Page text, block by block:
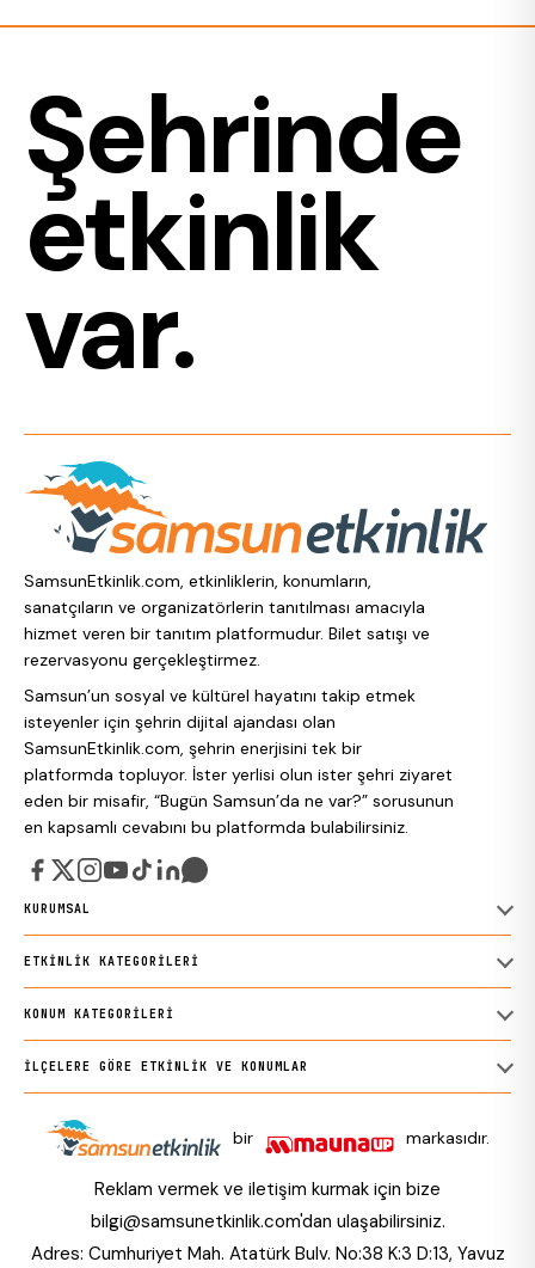
Şehrinde
etkinlik
var.
SamsunEtkinlik.com, etkinliklerin, konumların,
sanatçıların ve organizatörlerin tanıtılması amacıyla
hizmet veren bir tanıtım platformudur. Bilet satışı ve
rezervasyonu gerçekleştirmez.
Samsun’un sosyal ve kültürel hayatını takip etmek
isteyenler için şehrin dijital ajandası olan
SamsunEtkinlik.com, şehrin enerjisini tek bir
platformda topluyor. İster yerlisi olun ister şehri ziyaret
eden bir misafir, “Bugün Samsun’da ne var?” sorusunun
en kapsamlı cevabını bu platformda bulabilirsiniz.
KURUMSAL
ETKINLIK KATEGORILERI
KONUM KATEGORILERI
İLÇELERE GÖRE ETKINLIK VE KONUMLAR
bir markasıdır.
Reklam vermek ve iletişim kurmak için bize
bilgi@samsunetkinlik.com'dan ulaşabilirsiniz.
Adres: Cumhuriyet Mah. Atatürk Bulv. No:38 K:3 D:13, Yavuz